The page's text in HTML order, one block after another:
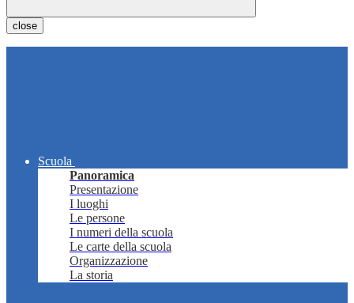
close
Scuola
Panoramica
Presentazione
I luoghi
Le persone
I numeri della scuola
Le carte della scuola
Organizzazione
La storia